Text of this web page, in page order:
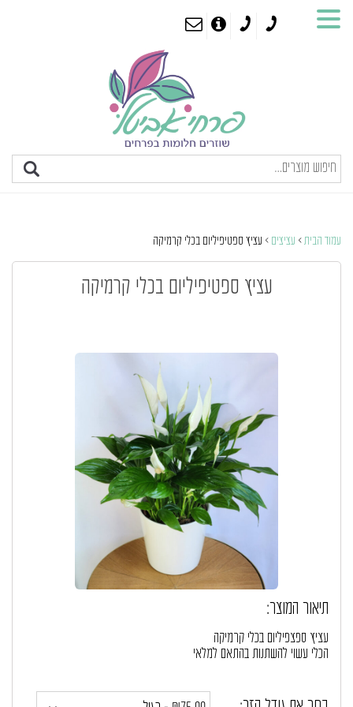
עמוד הבית > עציצים > עציץ ספטיפיליום בכלי קרמיקה
עציץ ספטיפיליום בכלי קרמיקה
תיאור המוצר:
עציץ ספצפיליום בכלי קרמיקה
הכלי עשוי להשתנות בהתאם למלאי